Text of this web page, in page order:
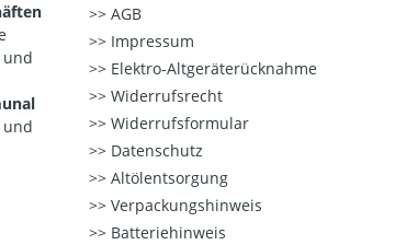
und
AGB
Impressum
Elektro-Altgeräterücknahme
Widerrufsrecht
Widerrufsformular
Datenschutz
Altölentsorgung
Verpackungshinweis
Batteriehinweis